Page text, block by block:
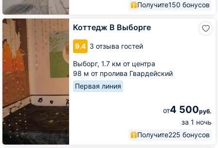
Получите150 бонусов
Коттедж В Выборге
9.4 3 отзыва гостей
Выборг, 1.7 км от центра
98 м от пролива Гвардейский
Первая линия
от4 500руб.
за 1 ночь
Получите225 бонусов
Коттедж
В
Выборге